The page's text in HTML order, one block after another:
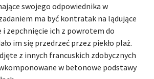
swojego odpowiednika w
ma być kontratak na lądujące
i zepchnięcie ich z powrotem do
im się przedrzeć przez piekło plaż.
z innych francuskich zdobycznych
w betonowe podstawy